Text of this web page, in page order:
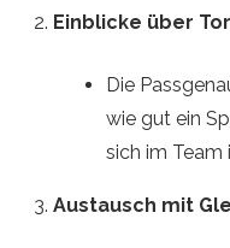
Einblicke über
Die
wie gut ein
sich im Team
Austausch mit